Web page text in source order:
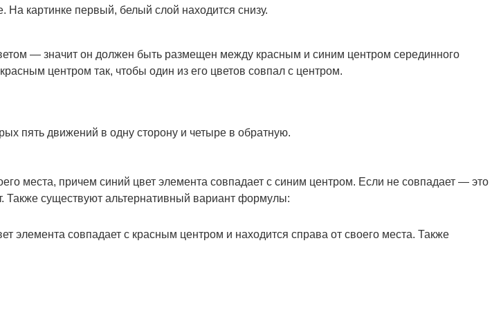
картинке первый, белый слой находится снизу.
— значит он должен быть размещен между красным и синим центром серединного
центром так, чтобы один из его цветов совпал с центром.
пять движений в одну сторону и четыре в обратную.
места, причем синий цвет элемента совпадает с синим центром. Если не совпадает — это
Также существуют альтернативный вариант формулы:
совпадает с красным центром и находится справа от своего места. Также